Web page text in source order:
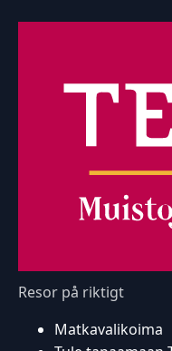
Resor på riktigt
Matkavalikoima